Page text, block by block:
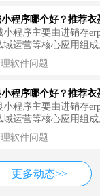
程序哪个好？推荐衣
程序主要由进销存
运营等核心应用组成
软件问题
程序哪个好？推荐衣
程序主要由进销存
运营等核心应用组成
软件问题
更多动态>>